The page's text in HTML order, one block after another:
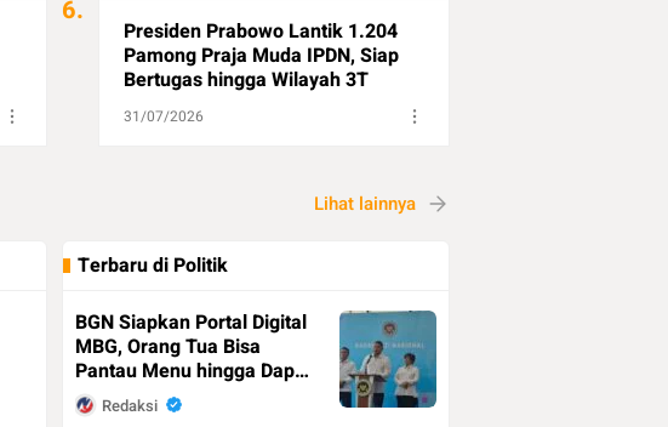
6.
Presiden Prabowo Lantik 1.204
Pamong Praja Muda IPDN, Siap
Bertugas hingga Wilayah 3T
31/07/2026
Lihat lainnya
Terbaru di Politik
BGN Siapkan Portal Digital
MBG, Orang Tua Bisa
Pantau Menu hingga Dapur
Penyedia
Redaksi